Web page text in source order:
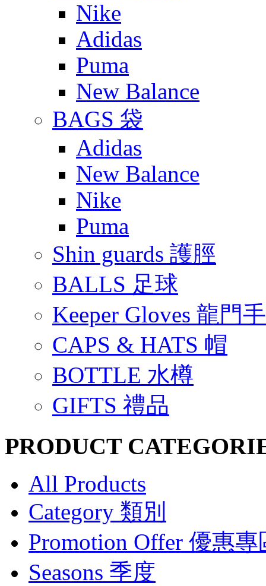
Nike
Adidas
Puma
New Balance
BAGS 袋
Adidas
New Balance
Nike
Puma
Shin guards 護脛
BALLS 足球
Keeper Gloves 龍門
CAPS & HATS 帽
BOTTLE 水樽
GIFTS 禮品
PRODUCT
All Products
Category 類別
Promotion Offer 優惠專
Seasons 季度